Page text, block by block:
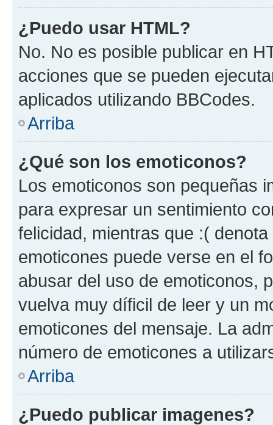
¿Puedo usar HTML?
No. No es posible publicar en
acciones que se pueden
aplicados utilizando BBCodes.
Arriba
¿Qué son los emoticonos?
Los emoticonos son pequeñas
para expresar un sentimiento
felicidad, mientras que :(
emoticones puede verse en el
abusar del uso de emoticonos,
vuelva muy díficil de leer y un
emoticones del mensaje. La
número de emoticones a
Arriba
¿Puedo publicar imagenes?